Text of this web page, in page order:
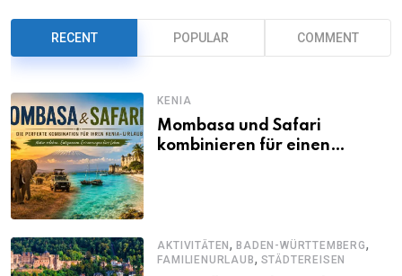
RECENT POPULAR COMMENT
KENIA
Mombasa und Safari
kombinieren für einen
AKTIVITÄTEN,BADEN-WÜRTTEMBERG,
FAMILIENURLAUB, STÄDTEREISEN